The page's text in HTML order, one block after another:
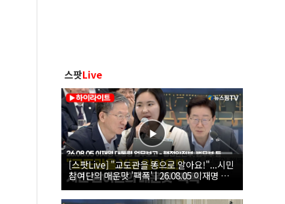
스팟Live
[스팟Live] "교도관을 똥으로 알아요!"...시민
참여단의 매운맛 '팩폭' | 26.08.05 이재명 대
통령 업무보고 - 행정안전부, 법무부, 국무조
정실, 법제처, 인사혁신처